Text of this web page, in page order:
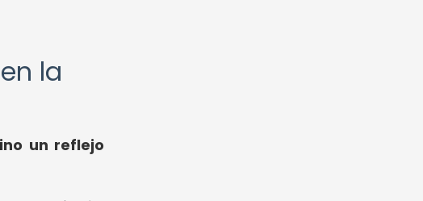
la
un reflejo